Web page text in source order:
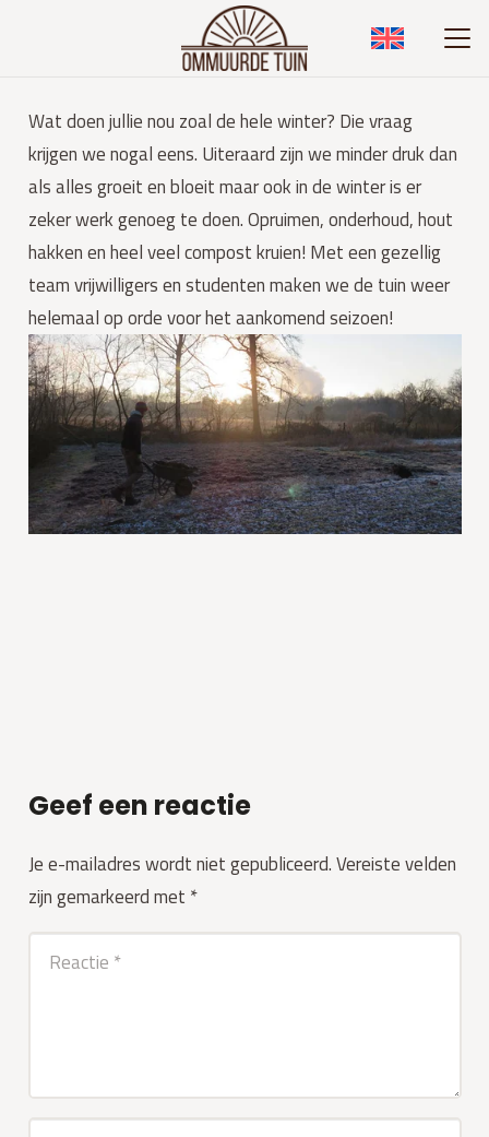
Wat doen jullie nou zoal de hele winter? Die vraag
krijgen we nogal eens. Uiteraard zijn we minder druk dan
als alles groeit en bloeit maar ook in de winter is er
zeker werk genoeg te doen. Opruimen, onderhoud, hout
hakken en heel veel compost kruien! Met een gezellig
team vrijwilligers en studenten maken we de tuin weer
helemaal op orde voor het aankomend seizoen!
Geef een reactie
Je e-mailadres wordt niet gepubliceerd.Vereiste velden
zijn gemarkeerd met *